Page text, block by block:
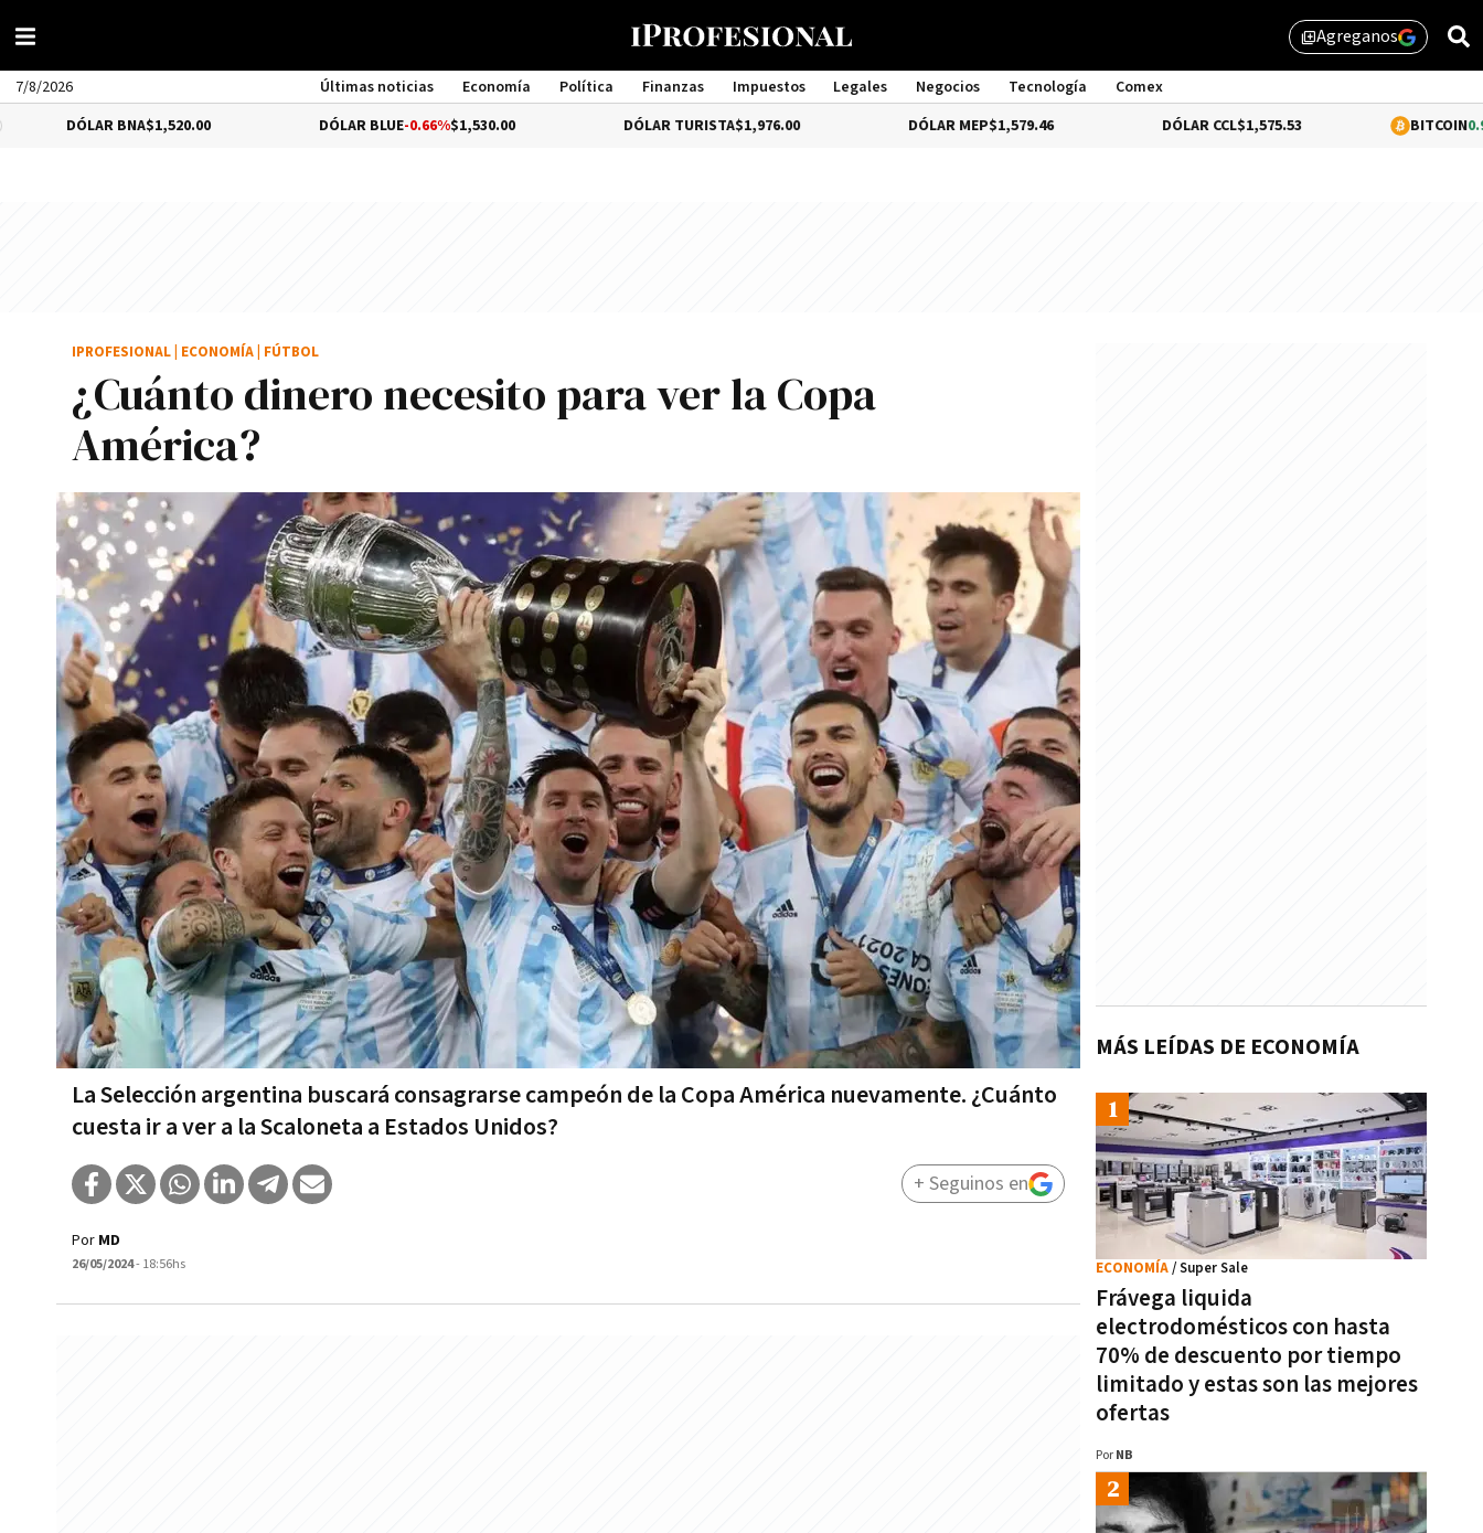
library_addAgreganos
7/8/2026 Últimas noticias Economía Política Finanzas Impuestos Legales Negocios Tecnología
Comex
Management
BNA
$1,520.00 -0.66%$1,530.00 DÓLAR TURISTA$1,976.00 $1,579.46 $1,575.53 0.96%
¿Cuánto dinero necesito para ver la Copa
América?
La Selección argentina buscará consagrarse campeón de la Copa América nuevamente. ¿Cuánto
cuesta ir a ver a la Scaloneta a Estados Unidos?
IPROFESIONAL ECONOMÍA FÚTBOL
Por MD
26/05/2024- 18:56hs
+ Seguinos en
MÁS LEÍDAS DE ECONOMÍA
Frávega liquida
electrodomésticos con hasta
70% de descuento por tiempo
limitado y estas son las mejores
ofertas
ECONOMÍA/ Super Sale
Por NB